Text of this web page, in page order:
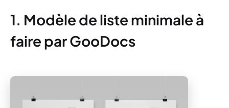
1. Modèle de liste minimale à
faire par GooDocs